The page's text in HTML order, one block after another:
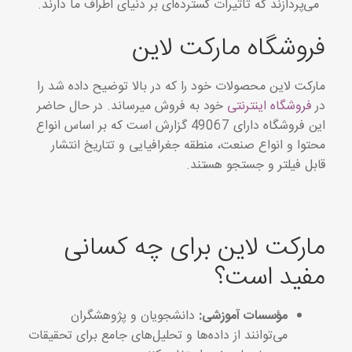
می‌پردازند که تأثیرات گسترده‌ای بر دنیای اطراف ما دارند.
فروشگاه مارکت لاین
مارکت لاین محصولات خود را که در بالا توضیح داده شد را
درفروشگاه اینترنتی خود به فروش میرساند. در حال حاضر
این فروشگاه دارای 49067 گزارش است که بر اساس انواع
محتوا و انواع صنعت، منطقه جغرافیایی و تتاریخ انتشار
قابل فیلتر و جستجو هستند.
مارکت لاین برای چه کسانی
مفید است؟
مؤسسات آموزشی: دانشجویان و پژوهشگران
می‌توانند از داده‌ها و تحلیل‌های جامع برای تحقیقات